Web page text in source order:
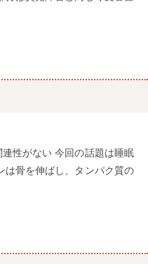
性がない 今回の話題は睡眠
は骨を伸ばし、タンパク質の